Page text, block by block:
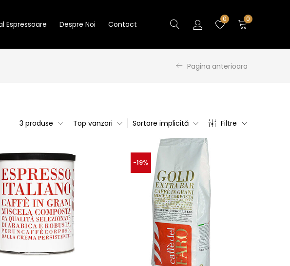
Espressoare Despre Noi Contact
0 0
Pagina anterioara
Filtre
Sortare implicită
Top vanzari
3 produse
-19%